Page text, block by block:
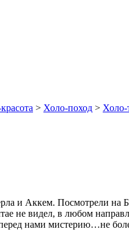
> Холо-поход > Холо-
и Аккем. Посмотрели на
не видел, в любом
нами мистерию…не